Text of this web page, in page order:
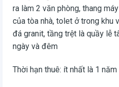
ra làm 2 văn phòng, thang
của tòa nhà, tolet ở trong khu
đá granit, tầng trệt là quầy lễ
ngày và đêm
Thời hạn thuê: ít nhất là 1 năm